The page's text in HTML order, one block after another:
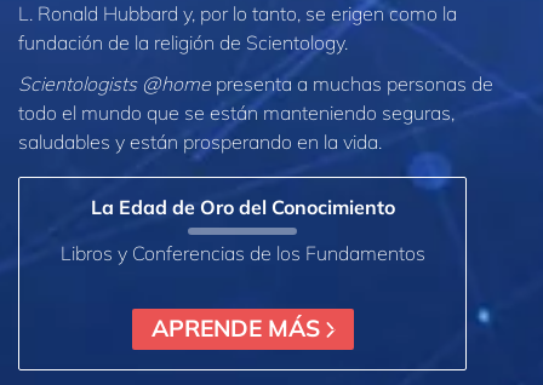
L. Ronald Hubbard y, por lo tanto, se erigen como la
fundación de la religión de Scientology.
Scientologists @home presenta a muchas personas de
todo el mundo que se están manteniendo seguras,
saludables y están prosperando en la vida.
La Edad de Oro del Conocimiento
Libros y Conferencias de los Fundamentos
APRENDE MÁS